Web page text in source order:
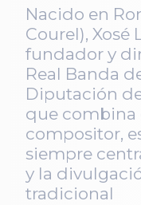
Nacido en
Courel), Xosé
fundador y
Real Banda
Diputación
que combina
compositor,
siempre
y la
tradicional